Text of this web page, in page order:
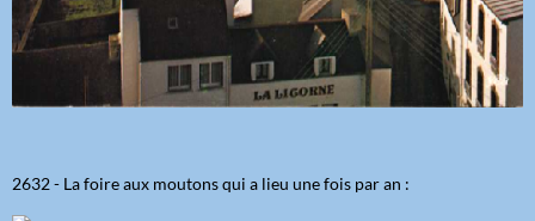
2632 - La foire aux moutons qui a lieu une fois par an :